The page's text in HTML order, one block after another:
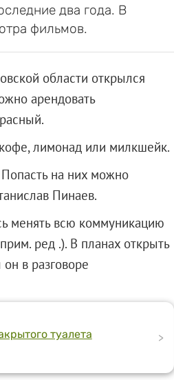
два года. В
фильмов.
области открылся
арендовать
лимонад или милкшейк.
на них можно
Пинаев.
менять всю коммуникацию
ред .). В планах открыть
в разговоре
туалета
>